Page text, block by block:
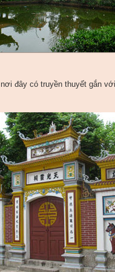
đây có truyền thuyết gắn